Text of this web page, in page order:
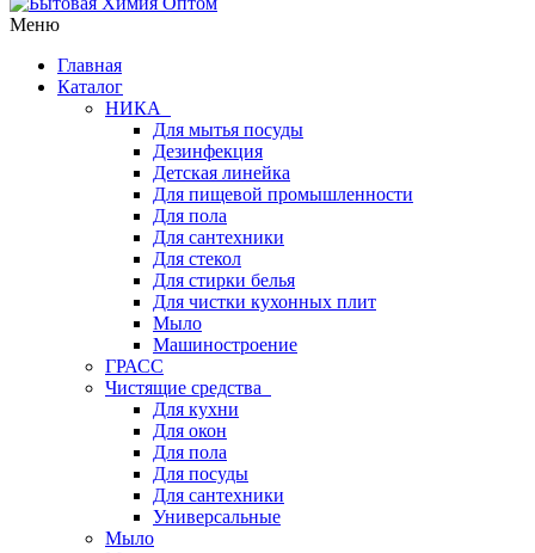
Меню
Главная
Каталог
НИКА
Для мытья посуды
Дезинфекция
Детская линейка
Для пищевой промышленности
Для пола
Для сантехники
Для стекол
Для стирки белья
Для чистки кухонных плит
Мыло
Машиностроение
ГРАСС
Чистящие средства
Для кухни
Для окон
Для пола
Для посуды
Для сантехники
Универсальные
Мыло